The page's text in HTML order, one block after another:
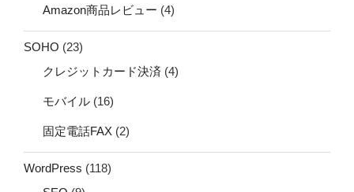
Amazon商品レビュー (4)
SOHO (23)
クレジットカード決済 (4)
モバイル (16)
固定電話FAX (2)
WordPress (118)